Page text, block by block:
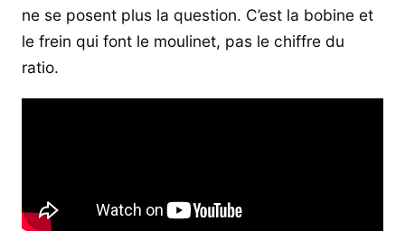
ne se posent plus la question. C’est la bobine et
le frein qui font le moulinet, pas le chiffre du
ratio.